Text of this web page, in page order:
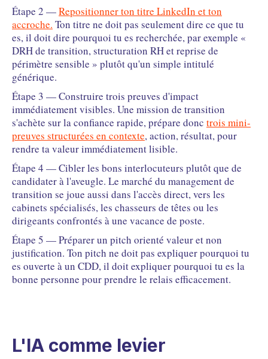
Étape 2 —Repositionner ton titre LinkedIn et ton
accroche. Ton titre ne doit pas seulement dire ce que tu
es, il doit dire pourquoi tu es recherchée, par exemple «
DRH de transition, structuration RH et reprise de
périmètre sensible » plutôt qu'un simple intitulé
générique.
Étape 3 — Construire trois preuves d'impact
immédiatement visibles. Une mission de transition
s'achète sur la confiance rapide, prépare donc trois mini-
preuves structurées en contexte, action, résultat, pour
rendre ta valeur immédiatement lisible.
Étape 4 — Cibler les bons interlocuteurs plutôt que de
candidater à l'aveugle. Le marché du management de
transition se joue aussi dans l'accès direct, vers les
cabinets spécialisés, les chasseurs de têtes ou les
dirigeants confrontés à une vacance de poste.
Étape 5 — Préparer un pitch orienté valeur et non
justification. Ton pitch ne doit pas expliquer pourquoi tu
es ouverte à un CDD, il doit expliquer pourquoi tu es la
bonne personne pour prendre le relais efficacement.
L'IA comme levier